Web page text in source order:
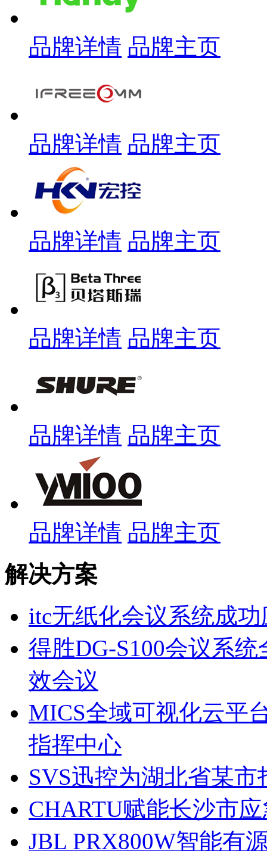
品牌详情 品牌主页
品牌详情 品牌主页
品牌详情 品牌主页
品牌详情 品牌主页
品牌详情 品牌主页
品牌详情 品牌主页
解决方案
itc无纸化会议系统成
得胜DG-S100会议系
效会议
MICS全域可视化云平
指挥中心
SVS迅控为湖北省某
CHARTU赋能长沙市
JBL PRX800W智能有